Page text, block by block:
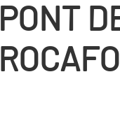
PONT